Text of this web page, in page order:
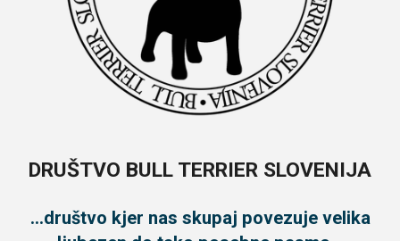
DRUŠTVO BULL TERRIER SLOVENIJA
...društvo kjer nas skupaj povezuje velika